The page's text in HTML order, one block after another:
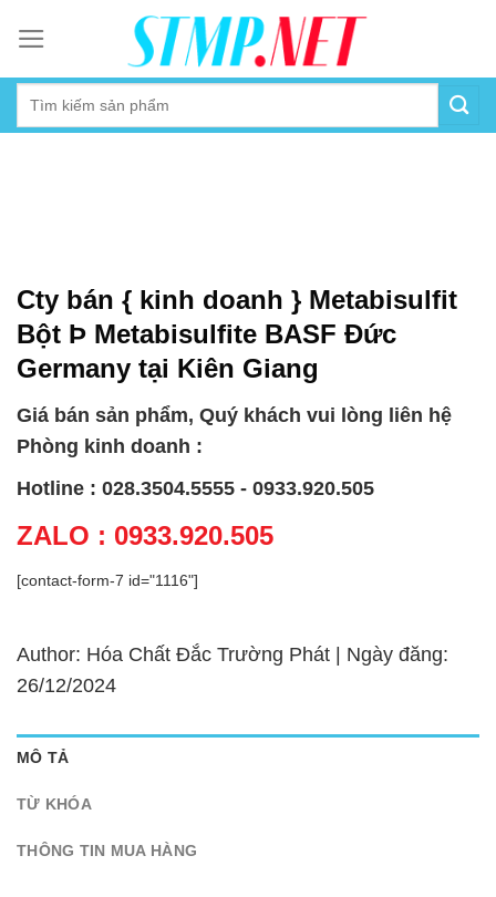
content
Cty bán { kinh doanh } Metabisulfit
Bột Þ Metabisulfite BASF Đức
Germany tại Kiên Giang
Giá bán sản phẩm, Quý khách vui lòng liên hệ
Phòng kinh doanh :
Hotline : 028.3504.5555 - 0933.920.505
ZALO : 0933.920.505
[contact-form-7 id="1116"]
Author: Hóa Chất Đắc Trường Phát | Ngày đăng:
26/12/2024
MÔ TẢ
TỪ KHÓA
THÔNG TIN MUA HÀNG